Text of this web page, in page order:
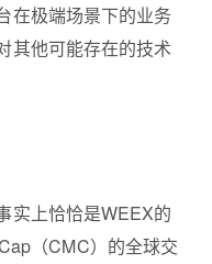
在极端场景下的业务
其他可能存在的技术
实上恰恰是WEEX的
（CMC）的全球交